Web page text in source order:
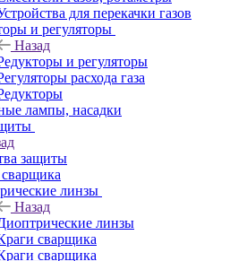
для перекачки газов
и регуляторы
Назад
и регуляторы
расхода газа
лампы, насадки
защиты
линзы
Назад
линзы
сварщика
сварщика